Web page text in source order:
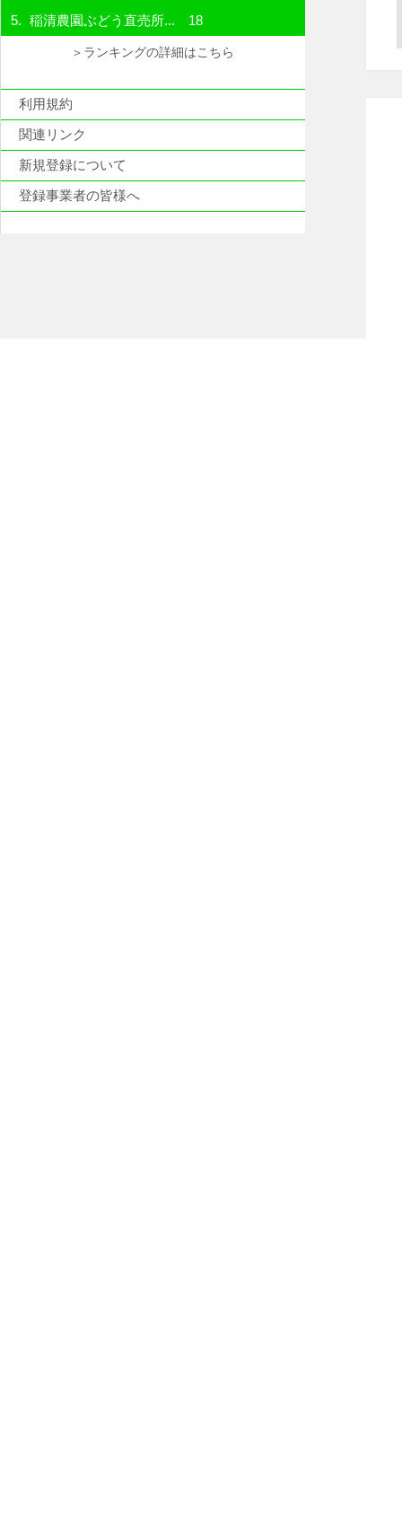
稲清農園ぶどう直売所... 18
＞ランキングの詳細はこちら
利用規約
関連リンク
新規登録について
登録事業者の皆様へ